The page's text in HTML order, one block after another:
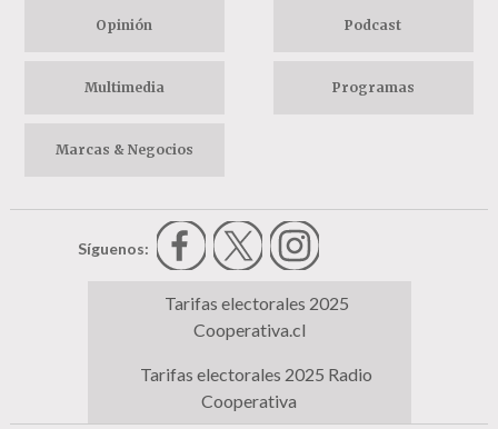
Opinión Podcast
Multimedia Programas
Marcas & Negocios
Síguenos:
Tarifas electorales 2025
Cooperativa.cl
Tarifas electorales 2025 Radio
Cooperativa